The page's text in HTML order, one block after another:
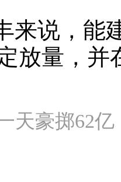
来说，能
放量，并
天豪掷62